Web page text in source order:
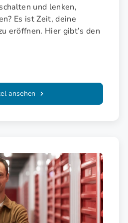
und lenken,
Es ist Zeit, deine
eröffnen. Hier gibt’s den
ansehen